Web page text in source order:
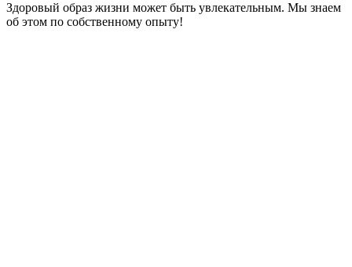
Здоровый образ жизни может быть увлекательным. Мы знаем
об этом по собственному опыту!